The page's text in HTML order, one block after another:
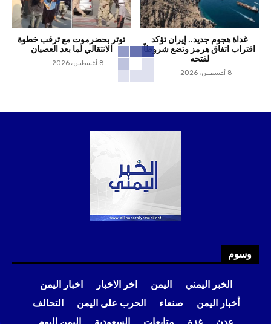
غداة هجوم جديد.. إيران تؤكد
اقتراب اتفاق هرمز وتضع شروطاً
لفتحه
8 أغسطس، 2026
توتر بحضرموت مع ترقب خطوة
الانتقالي لما بعد العصيان
8 أغسطس، 2026
وسوم
الخبر اليمني اليمن اخر الاخبار
اخبار اليمن
أخبار اليمن
صنعاء الحرب على اليمن
التحالف